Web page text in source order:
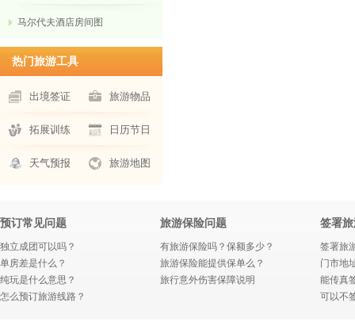
马尔代夫酒店房间图
热门旅游工具
出境签证 旅游物品
拓展训练 日历节日
天气预报 旅游地图
预订常见问题
独立成团可以吗？
单房差是什么？
纯玩是什么意思？
怎么预订旅游线路？
旅游保险问题
有旅游保险吗？保额多少？
旅游保险能提供保单么？
旅行意外伤害保障说明
签署
签署旅
门市地
能传真
可以不